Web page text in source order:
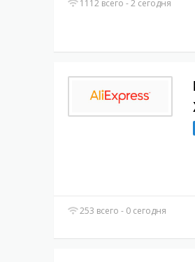
1112 всего - 2 сегодня
253 всего - 0 сегодня